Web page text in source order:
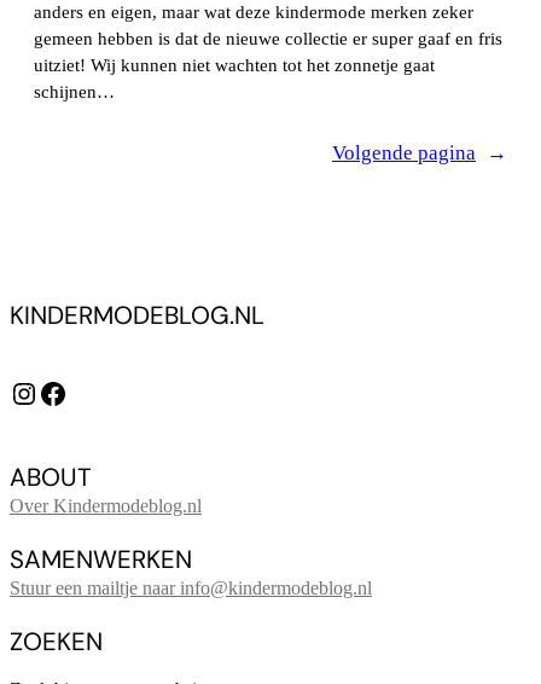
anders en eigen, maar wat deze kindermode merken zeker
gemeen hebben is dat de nieuwe collectie er super gaaf en fris
uitziet! Wij kunnen niet wachten tot het zonnetje gaat
schijnen…
Volgende pagina →
KINDERMODEBLOG.NL
Instagram Facebook
ABOUT
Over Kindermodeblog.nl
SAMENWERKEN
Stuur een mailtje naar info@kindermodeblog.nl
ZOEKEN